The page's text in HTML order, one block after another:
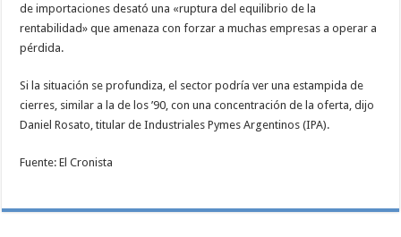
de importaciones desató una «ruptura del equilibrio de la
rentabilidad» que amenaza con forzar a muchas empresas a operar a
pérdida.
Si la situación se profundiza, el sector podría ver una estampida de
cierres, similar a la de los ’90, con una concentración de la oferta, dijo
Daniel Rosato, titular de Industriales Pymes Argentinos (IPA).
Fuente: El Cronista